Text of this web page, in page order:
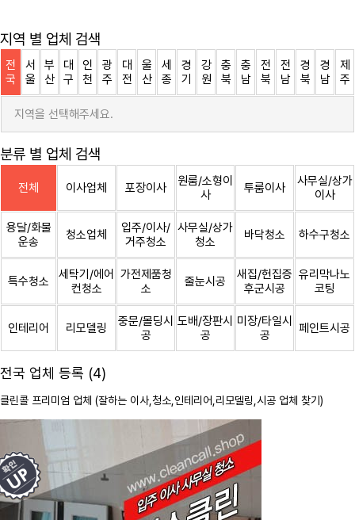
지역 별 업체 검색
전
국
서
울
부
산
대
구
인
천
광
주
대
전
울
산
세
종
경
기
강
원
충
북
충
남
전
북
전
남
경
북
경
남
제
주
지역을 선택해주세요.
분류 별 업체 검색
전체 이사업체 포장이사
원룸/소형이
사
투룸이사
사무실/상가
이사
용달/화물
운송
청소업체
입주/이사/
거주청소
사무실/상가
청소
바닥청소 하수구청소
특수청소
세탁기/에어
컨청소
가전제품청
소
줄눈시공
새집/헌집증
후군시공
유리막나노
코팅
인테리어 리모델링
중문/몰딩시
공
도배/장판시
공
미장/타일시
공
페인트시공
전국 업체 등록 (4)
클린콜 프리미엄 업체 (잘하는 이사, 청소 ,인테리어,리모델링,시공 업체 찾기)